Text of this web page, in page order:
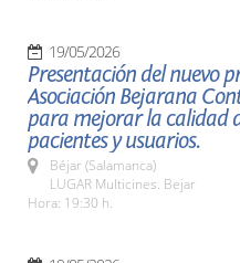
19/05/2026
Presentación del nuevo
Asociación Bejarana
para mejorar la calidad
pacientes y usuarios.
Béjar (Salamanca)
LUGAR Multicines. Bejar
Hora: 19:30 h.